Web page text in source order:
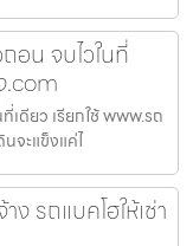
อน จบไวในที่
.com
ดียว เรียกใช้ www.รถ
จะแข็งแค่ไ
รถแบคโฮให้เช่า